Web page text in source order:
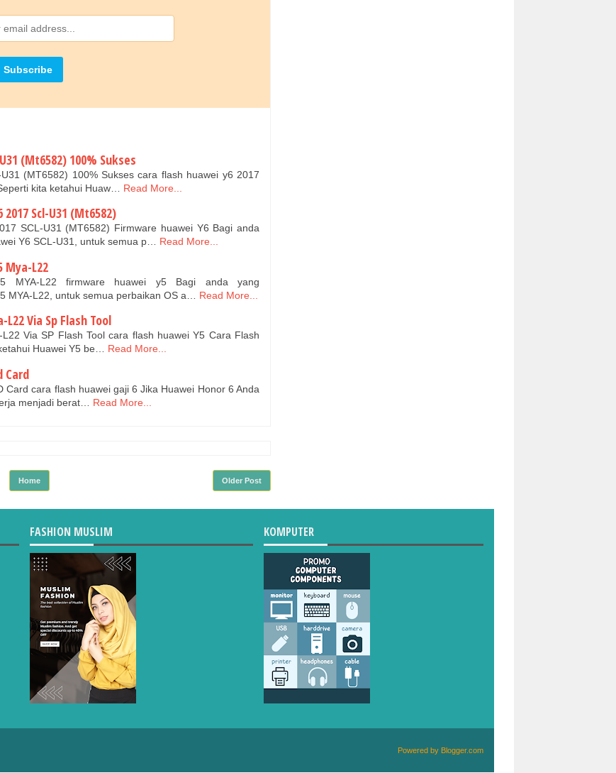
(Mt6582) 100% Sukses
(MT6582) 100% Sukses cara flash huawei y6 2017
kita ketahui Huaw…
Read More...
Scl-U31 (Mt6582)
SCL-U31 (MT6582) Firmware huawei Y6 Bagi anda
Y6 SCL-U31, untuk semua p… Read More...
Mya-L22
MYA-L22 firmware huawei y5 Bagi anda yang
MYA-L22, untuk semua perbaikan OS a…
Read More...
L22 Via Sp Flash Tool
Via SP Flash Tool cara flash huawei Y5 Cara Flash
Huawei Y5 be… Read More...
Card
Card cara flash huawei gaji 6 Jika Huawei Honor 6 Anda
menjadi berat…
Read More...
Older Post
Home
FASHION MUSLIM KOMPUTER
Powered by Blogger.com